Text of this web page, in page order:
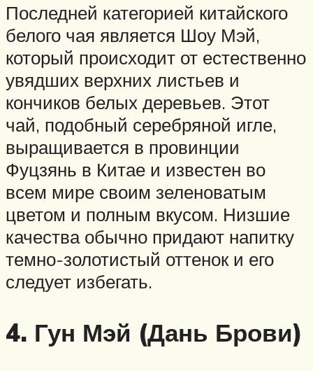
Последней категорией китайского
белого чая является Шоу Мэй,
который происходит от естественно
увядших верхних листьев и
кончиков белых деревьев. Этот
чай, подобный серебряной игле,
выращивается в провинции
Фуцзянь в Китае и известен во
всем мире своим зеленоватым
цветом и полным вкусом. Низшие
качества обычно придают напитку
темно-золотистый оттенок и его
следует избегать.
4. Гун Мэй (Дань Брови)